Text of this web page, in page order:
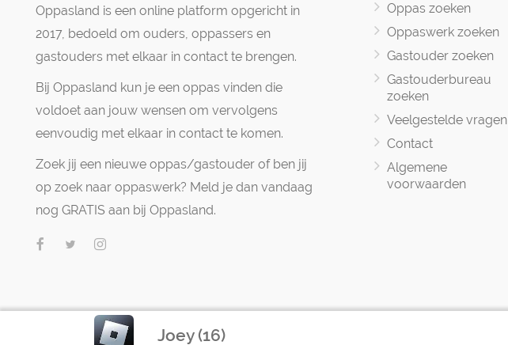
Joey (16)
Oppasland is een online platform opgericht in
2017, bedoeld om ouders, oppassers en
gastouders met elkaar in contact te brengen.
Bij Oppasland kun je een oppas vinden die
voldoet aan jouw wensen om vervolgens
eenvoudig met elkaar in contact te komen.
Zoek jij een nieuwe oppas/gastouder of ben jij
op zoek naar oppaswerk? Meld je dan vandaag
nog GRATIS aan bij Oppasland.
Oppas zoeken
Oppaswerk zoeken
Gastouder zoeken
Gastouderbureau
zoeken
Veelgestelde vragen
Contact
Algemene
voorwaarden